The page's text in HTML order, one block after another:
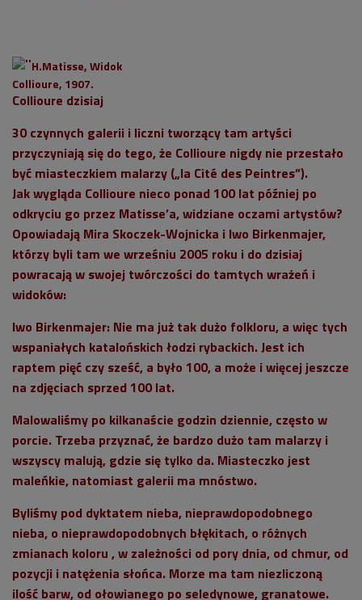
H.Matisse, Widok
Collioure, 1907.
Collioure dzisiaj
30 czynnych galerii i liczni tworzący tam artyści
przyczyniają się do tego, że Collioure nigdy nie przestało
być miasteczkiem malarzy („la Cité des Peintres”).
Jak wygląda Collioure nieco ponad 100 lat później po
odkryciu go przez Matisse’a, widziane oczami artystów?
Opowiadają Mira Skoczek-Wojnicka i Iwo Birkenmajer,
którzy byli tam we wrześniu 2005 roku i do dzisiaj
powracają w swojej twórczości do tamtych wrażeń i
widoków:
Iwo Birkenmajer: Nie ma już tak dużo folkloru, a więc tych
wspaniałych katalońskich łodzi rybackich. Jest ich
raptem pięć czy sześć, a było 100, a może i więcej jeszcze
na zdjęciach sprzed 100 lat.
Malowaliśmy po kilkanaście godzin dziennie, często w
porcie. Trzeba przyznać, że bardzo dużo tam malarzy i
wszyscy malują, gdzie się tylko da. Miasteczko jest
maleńkie, natomiast galerii ma mnóstwo.
Byliśmy pod dyktatem nieba, nieprawdopodobnego
nieba, o nieprawdopodobnych błękitach, o różnych
zmianach koloru , w zależności od pory dnia, od chmur, od
pozycji i natężenia słońca. Morze ma tam niezliczoną
ilość barw, od ołowianego po seledynowe, granatowe.